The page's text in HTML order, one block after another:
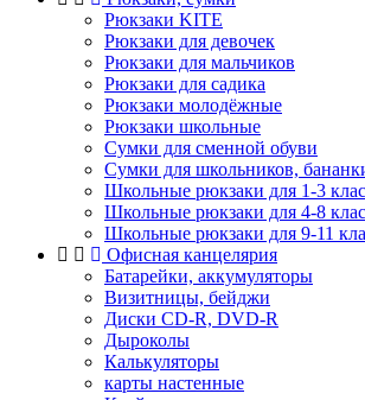
Рюкзаки KITE
Рюкзаки для девочек
Рюкзаки для мальчиков
Рюкзаки для садика
Рюкзаки молодёжные
Рюкзаки школьные
Сумки для сменной обуви
Сумки для школьников,
Школьные рюкзаки для 1-3
Школьные рюкзаки для 4-8
Школьные рюкзаки для 9-11
Офисная канцелярия
Батарейки, аккумуляторы
Визитницы, бейджи
Диски CD-R, DVD-R
Дыроколы
Калькуляторы
карты настенные